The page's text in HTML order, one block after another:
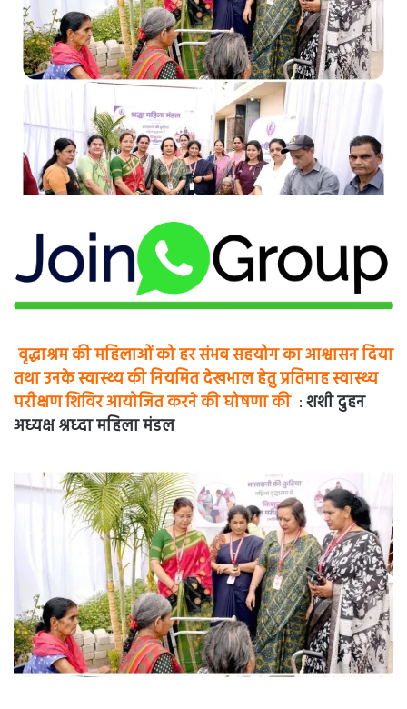
वृद्धाश्रम की महिलाओं को हर संभव सहयोग का आश्वासन दिया
तथा उनके स्वास्थ्य की नियमित देखभाल हेतु प्रतिमाह स्वास्थ्य
परीक्षण शिविर आयोजित करने की घोषणा की :शशी दुहन
अध्यक्ष श्रध्दा महिला मंडल